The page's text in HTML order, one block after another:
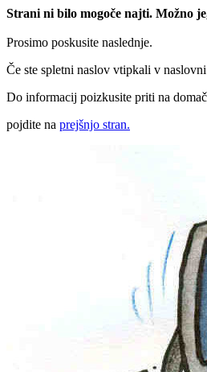
Strani ni bilo mogoče najti. Možno
Prosimo poskusite naslednje.
Če ste spletni naslov vtipkali v
Do informacij poizkusite priti na
pojdite na prejšnjo stran.